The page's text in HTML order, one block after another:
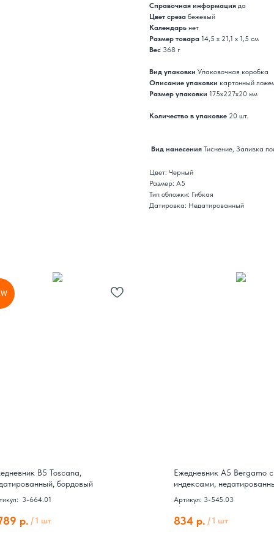
Справочная информация да
Цвет среза бежевый
Календарь нет
Размер товара 14,5 х 21,1 х 1,5 см
Вес 368 г
Вид упаковки Упаковочная коробка
Описание упаковки картонный
Размер упаковки 175x227x20 мм
Количество в упаковке 20 шт.
Вид нанесения Тиснение, Заливка
Цвет: Черный
Размер: А5
Тип обложки: Гибкая
Датировка: Недатированный
B5 Toscana,
бордовый
3-664.01
р. /1 шт
Ежедневник А5 Bergamo с
индексами,
Артикул: 3-545.03
834 р. /1 шт